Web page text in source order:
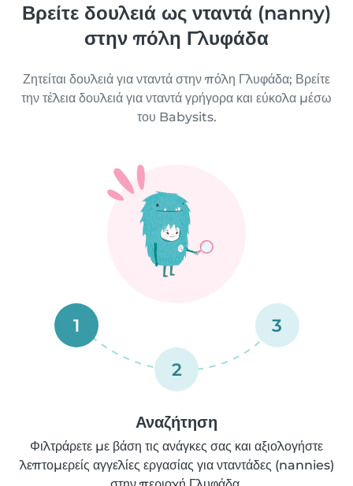
Βρείτε δουλειά ως νταντά (nanny)
στην πόλη Γλυφάδα
Ζητείται δουλειά για νταντά στην πόλη Γλυφάδα; Βρείτε
την τέλεια δουλειά για νταντά γρήγορα και εύκολα μέσω
του Babysits.
1
2
3
Αναζήτηση
Φιλτράρετε με βάση τις ανάγκες σας και αξιολογήστε
λεπτομερείς αγγελίες εργασίας για νταντάδες (nannies)